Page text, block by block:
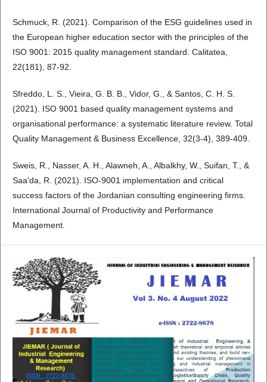
Schmuck, R. (2021). Comparison of the ESG guidelines used in
the European higher education sector with the principles of the
ISO 9001: 2015 quality management standard. Calitatea,
22(181), 87-92.
Sfreddo, L. S., Vieira, G. B. B., Vidor, G., & Santos, C. H. S.
(2021). ISO 9001 based quality management systems and
organisational performance: a systematic literature review. Total
Quality Management & Business Excellence, 32(3-4), 389-409.
Sweis, R., Nasser, A. H., Alawneh, A., Albalkhy, W., Suifan, T., &
Saa'da, R. (2021). ISO-9001 implementation and critical
success factors of the Jordanian consulting engineering firms.
International Journal of Productivity and Performance
Management.